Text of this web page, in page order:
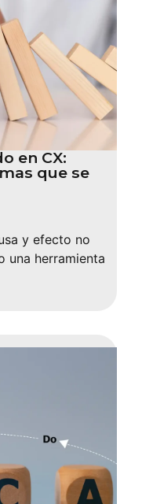
en CX:
que se
y efecto no
una herramienta